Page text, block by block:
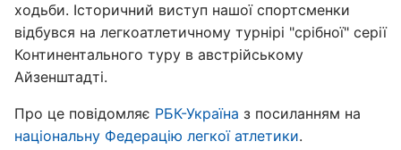
ходьби. Історичний виступ нашої спортсменки
відбувся на легкоатлетичному турнірі "срібної" серії
Континентального туру в австрійському
Айзенштадті.
Про це повідомляє РБК-Україна з посиланням на
національну Федерацію легкої атлетики.